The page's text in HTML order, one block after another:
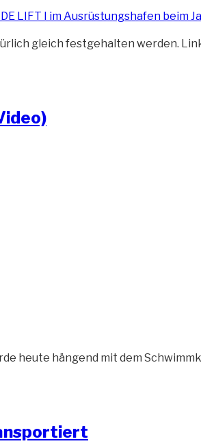
gleich festgehalten werden.
heute hängend mit dem